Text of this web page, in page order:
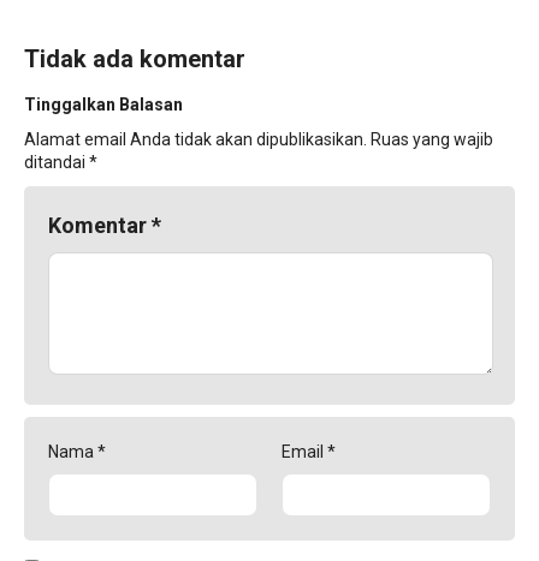
Tidak ada komentar
Tinggalkan Balasan
Alamat email Anda tidak akan dipublikasikan. Ruas yang wajib
ditandai *
Komentar*
Nama * Email *